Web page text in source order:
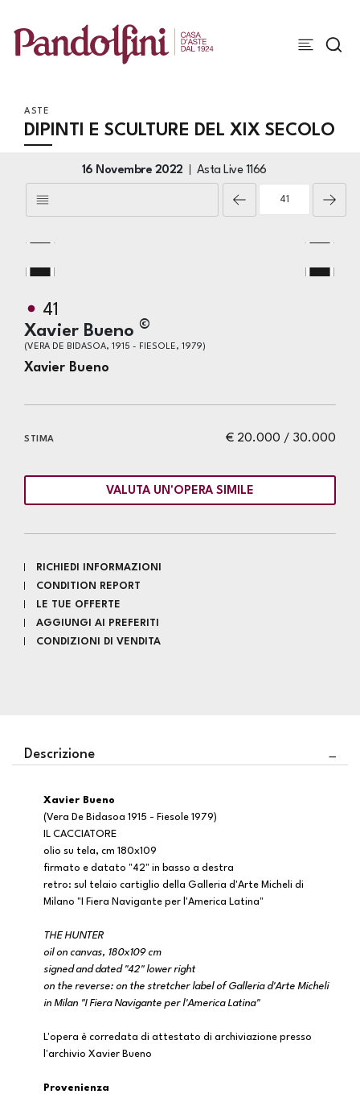
ASTE
DIPINTI E SCULTURE DEL XIX SECOLO
16 Novembre 2022 Asta Live 1166
41
Xavier Bueno ©
(VERA DE BIDASOA, 1915 - FIESOLE, 1979)
Xavier Bueno
€ 20.000 / 30.000
STIMA
VALUTA UN'OPERA SIMILE
RICHIEDI INFORMAZIONI
CONDITION REPORT
LE TUE OFFERTE
AGGIUNGI AI PREFERITI
CONDIZIONI DI VENDITA
Descrizione
Xavier Bueno
(Vera De Bidasoa 1915 - Fiesole 1979)
IL CACCIATORE
olio su tela, cm 180x109
firmato e datato "42" in basso a destra
retro: sul telaio cartiglio della Galleria d'Arte Micheli di
Milano "I Fiera Navigante per l'America Latina"
THE HUNTER
oil on canvas, 180x109 cm
signed and dated "42" lower right
on the reverse: on the stretcher label of Galleria d'Arte Micheli
in Milan "I Fiera Navigante per l'America Latina"
L'opera è corredata di attestato di archiviazione presso
l'archivio Xavier Bueno
Provenienza